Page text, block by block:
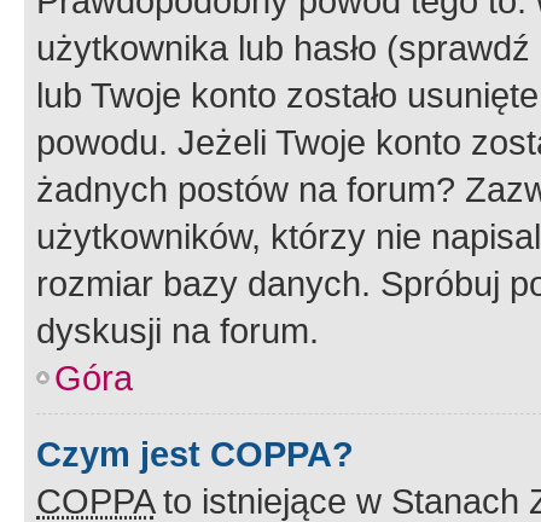
użytkownika lub hasło
lub Twoje konto zostało
powodu. Jeżeli Twoje konto
żadnych postów na forum?
użytkowników, którzy nie
rozmiar bazy danych. Spróbuj
dyskusji na forum.
Góra
Czym jest COPPA?
COPPAto istniejące w Stanach